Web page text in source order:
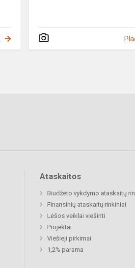
Ataskaitos
Biudžeto vykdymo ataskaitų
Finansinių ataskaitų rinkiniai
Lėšos veiklai viešinti
Projektai
Viešieji pirkimai
1,2% parama